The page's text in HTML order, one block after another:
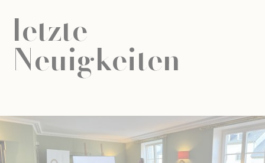
letzte
Neuigkeiten